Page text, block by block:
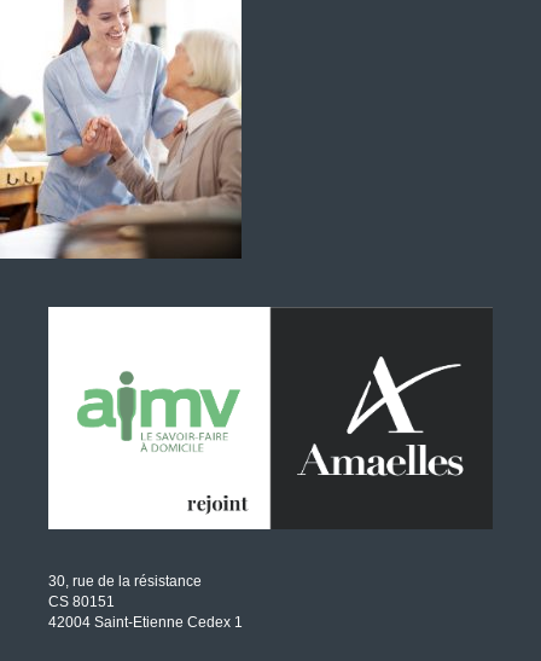
30, rue de la résistance
CS 80151
42004 Saint-Etienne Cedex 1